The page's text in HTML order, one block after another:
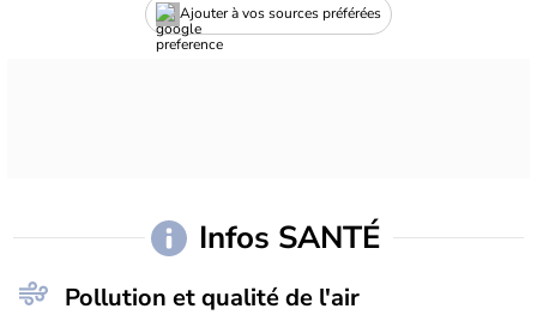
Ajouter à vos sources préférées
Infos SANTÉ
Pollution et qualité de l'air